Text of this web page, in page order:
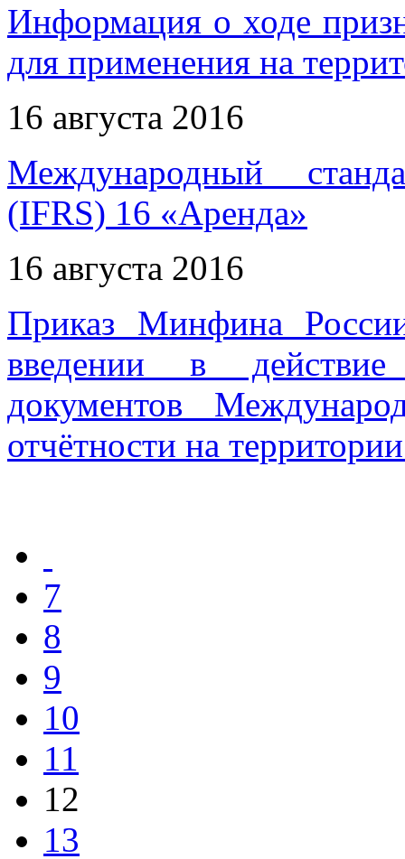
Информация о ходе
для применения на
16 августа 2016
Международный
(IFRS) 16 «Аренда»
16 августа 2016
Приказ Минфина
введении в
документов
отчётности на
7
8
9
10
11
12
13